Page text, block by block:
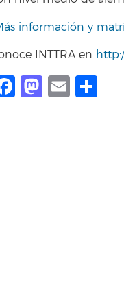
información y
INTTRA en
Facebook
Email